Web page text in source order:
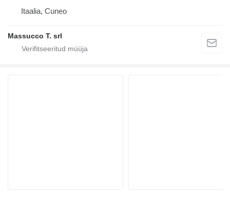
Itaalia, Cuneo
Massucco T. srl